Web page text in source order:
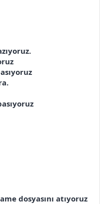
dosyasını atıyoruz